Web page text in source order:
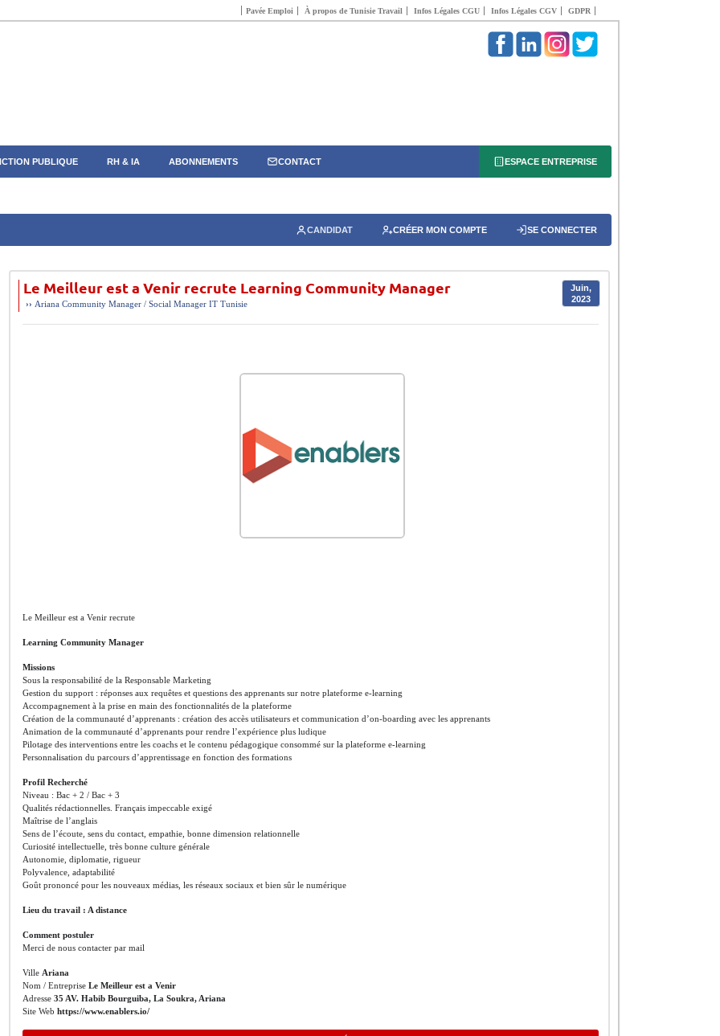
Pavée Emploi À propos de Tunisie Travail Infos Légales CGU Infos Légales CGV GDPR
PUBLIQUE RH & IA ABONNEMENTS CONTACT ESPACE ENTREPRISE
CANDIDAT CRÉER MON COMPTE SE CONNECTER
Le Meilleur est a Venir recrute Learning Community Manager
Juin,
2023
›› Ariana Community Manager / Social Manager IT Tunisie
Le Meilleur est a Venir recrute
Learning Community Manager
Missions
Sous la responsabilité de la Responsable Marketing
Gestion du support : réponses aux requêtes et questions des apprenants sur notre plateforme e-learning
Accompagnement à la prise en main des fonctionnalités de la plateforme
Création de la communauté d’apprenants : création des accès utilisateurs et communication d’on-boarding avec les apprenants
Animation de la communauté d’apprenants pour rendre l’expérience plus ludique
Pilotage des interventions entre les coachs et le contenu pédagogique consommé sur la plateforme e-learning
Personnalisation du parcours d’apprentissage en fonction des formations
Profil Recherché
Niveau : Bac + 2 / Bac + 3
Qualités rédactionnelles. Français impeccable exigé
Maîtrise de l’anglais
Sens de l’écoute, sens du contact, empathie, bonne dimension relationnelle
Curiosité intellectuelle, très bonne culture générale
Autonomie, diplomatie, rigueur
Polyvalence, adaptabilité
Goût prononcé pour les nouveaux médias, les réseaux sociaux et bien sûr le numérique
Lieu du travail : A distance
Comment postuler
Merci de nous contacter par mail
Ville Ariana
Nom / Entreprise Le Meilleur est a Venir
Adresse 35 AV. Habib Bourguiba, La Soukra, Ariana
Site Web https://www.enablers.io/